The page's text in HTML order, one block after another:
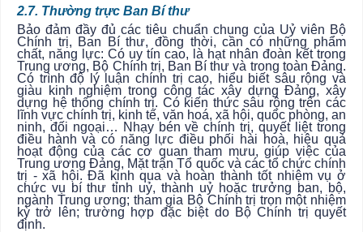
2.7. Thường trực Ban Bí thư
Bảo đảm đầy đủ các tiêu chuẩn chung của Uỷ viên Bộ
Chính trị, Ban Bí thư, đồng thời, cần có những phẩm
chất, năng lực: Có uy tín cao, là hạt nhân đoàn kết trong
Trung ương, Bộ Chính trị, Ban Bí thư và trong toàn Đảng.
Có trình độ lý luận chính trị cao, hiểu biết sâu rộng và
giàu kinh nghiệm trong công tác xây dựng Đảng, xây
dựng hệ thống chính trị. Có kiến thức sâu rộng trên các
lĩnh vực chính trị, kinh tế, văn hoá, xã hội, quốc phòng, an
ninh, đối ngoại… Nhạy bén về chính trị, quyết liệt trong
điều hành và có năng lực điều phối hài hoà, hiệu quả
hoạt động của các cơ quan tham mưu, giúp việc của
Trung ương Đảng, Mặt trận Tổ quốc và các tổ chức chính
trị - xã hội. Đã kinh qua và hoàn thành tốt nhiệm vụ ở
chức vụ bí thư tỉnh uỷ, thành uỷ hoặc trưởng ban, bộ,
ngành Trung ương; tham gia Bộ Chính trị trọn một nhiệm
kỳ trở lên; trường hợp đặc biệt do Bộ Chính trị quyết
định.